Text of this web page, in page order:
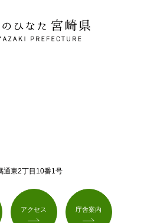
ひなた 宮崎県
PREFECTURE
東2丁目10番1号
アクセス 庁舎案内